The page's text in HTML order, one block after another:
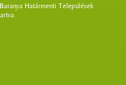
Határmenti Települések